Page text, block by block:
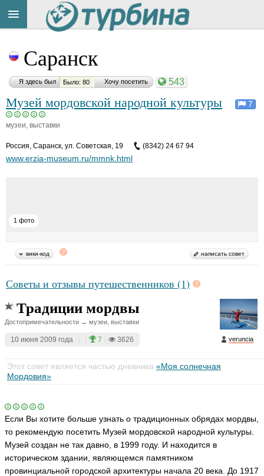
Саранск
Я здесь был Было: 80 Хочу посетить 543
Музей мордовской народной культуры 7
музеи, выставки
Россия, Саранск, ул. Советская, 19 (8342) 24 67 94
www.erzia-museum.ru/mmnk.html
1 фото
вики-код написать совет
Советы и отзывы путешественников (1)
veruncia
Традиции мордвы
Достопримечательности → музеи, выставки
10 июня 2009 года 7 3626
Этот совет является частью дневника «Моя солнечная
Мордовия»
Если Вы хотите больше узнать о традиционных обрядах мордвы,
то рекомендую посетить Музей мордовской народной культуры.
Музей создан не так давно, в 1999 году. И находится в
историческом здании, являющемся памятником
провинциальной городской архитектуры начала 20 века. До 1917
на
сайте:
Button